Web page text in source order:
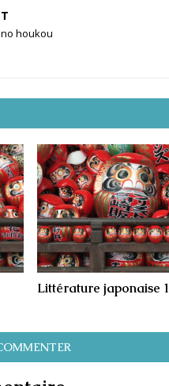
houkou
Littérature japonaise 1